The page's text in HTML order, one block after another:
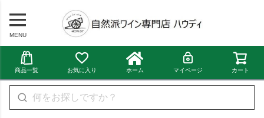
MENU
商品一覧 お気に入り ホーム マイページ カート